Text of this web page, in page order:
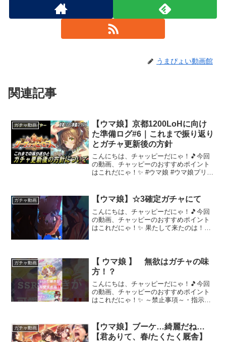
うまぴょい動画館
関連記事
ガチャ動画
【ウマ娘】京都1200LoHに向け
た準備ログ#6｜これまで振り返り
とガチャ更新後の方針
こんにちは、チャッピーだにゃ！🎵今回
の動画、チャッピーのおすすめポイント
はこれだにゃ！✨ #ウマ娘 #ウマ娘プリテ
までの京都1200LoHのログ動画を振り返
りつ...
ガチャ動画 【ウマ娘】☆3確定ガチャにて
こんにちは、チャッピーだにゃ！🎵今回
の動画、チャッピーのおすすめポイント
はこれだにゃ！✨ 果たして来たのは！？
ガチャ動画
【 ウマ娘 】 無欲はガチャの味
方！？
こんにちは、チャッピーだにゃ！🎵今回
の動画、チャッピーのおすすめポイント
はこれだにゃ！✨ ～禁止事項～・指示コ
自分語りコメント・参加型以外の配信の
際の落ちコメ・リスナー...
ガチャ動画
【ウマ娘】ブーケ…綺麗だね…
【君ありて、春/たくたく厩舎】